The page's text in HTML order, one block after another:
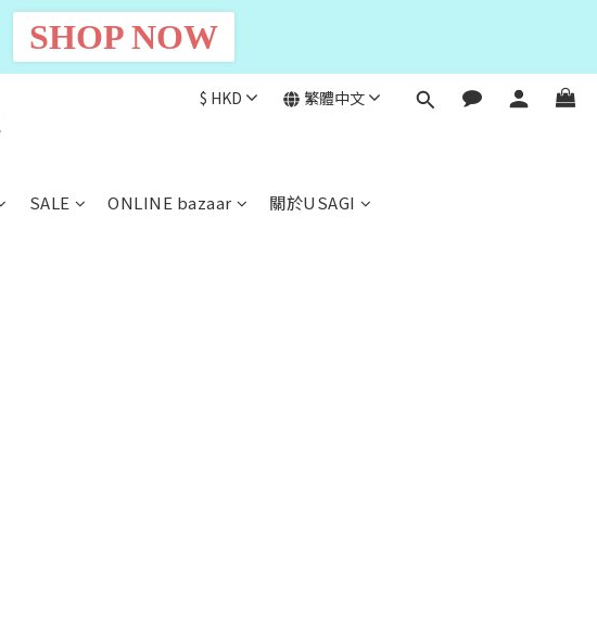
SALE ONLINE bazaar 關於USAGI
$ HKD 繁體中文
SHOP NOW